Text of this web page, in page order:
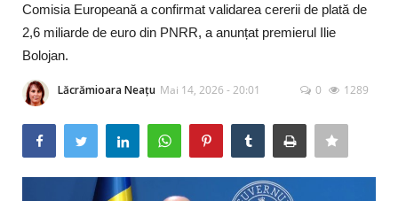
Extern
Politică
Socio-Economic
Monden
Artă & Cultură
Comisia Europeană a confirmat validarea cererii de plată de
2,6 miliarde de euro din PNRR, a anunțat premierul Ilie
Bolojan.
Lăcrămioara Neațu Mai 14, 2026 - 20:01 0 1289